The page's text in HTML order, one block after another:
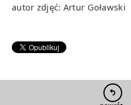
autor zdjęć: Artur Goławski